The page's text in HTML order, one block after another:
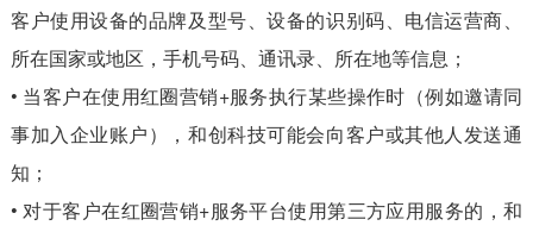
客户使用设备的品牌及型号、设备的识别码、电信运营商、
所在国家或地区，手机号码、通讯录、所在地等信息；
• 当客户在使用红圈营销+服务执行某些操作时（例如邀请同
事加入企业账户），和创科技可能会向客户或其他人发送通
知；
• 对于客户在红圈营销+服务平台使用第三方应用服务的，和